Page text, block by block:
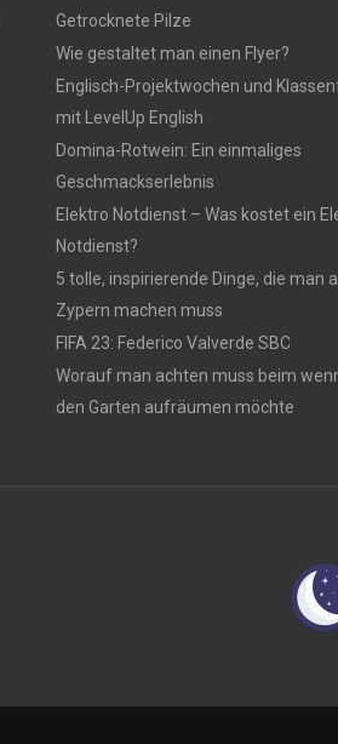
Getrocknete Pilze
Wie gestaltet man einen Flyer?
Englisch-Projektwochen und
mit LevelUp English
Domina-Rotwein: Ein einmaliges
Geschmackserlebnis
Elektro Notdienst – Was kostet ein
Notdienst?
5 tolle, inspirierende Dinge, die man
Zypern machen muss
FIFA 23: Federico Valverde SBC
Worauf man achten muss beim
den Garten aufräumen möchte